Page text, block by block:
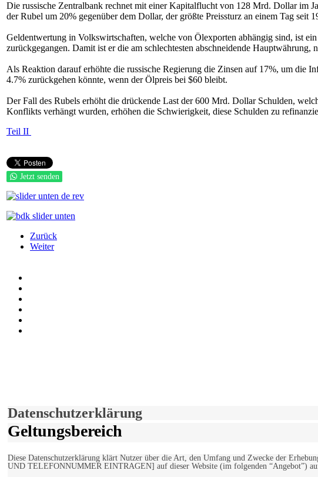
Die russische Zentralbank rechnet mit einer Kapitalflucht von 128 Mrd. Dollar im
der Rubel um 20% gegenüber dem Dollar, der größte Preissturz an einem Tag seit
Geldentwertung in Volkswirtschaften, welche von Ölexporten abhängig sind, ist
zurückgegangen. Damit ist er die am schlechtesten abschneidende
Als Reaktion darauf erhöhte die russische Regierung die Zinsen auf 17%, um die
4.7% zurückgehen könnte, wenn der Ölpreis bei $60 bleibt.
Der Fall des Rubels erhöht die drückende Last der 600 Mrd. Dollar Schulden,
Konflikts verhängt wurden, erhöhen die Schwierigkeit, diese Schulden zu
Teil II
Jetzt senden
Zurück
Weiter
Datenschutzerklärung
Geltungsbereich
Diese Datenschutzerklärung klärt Nutzer über die Art, den Umfang und Zwecke der
UND TELEFONNUMMER EINTRAGEN] auf dieser Website (im folgenden “Angebot”)